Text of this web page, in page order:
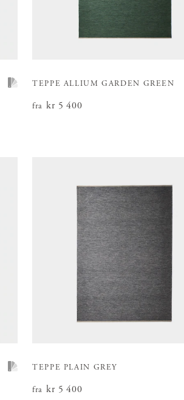
TEPPE ALLIUM GARDEN GREEN
fra Pris :kr 5 400
kr 5 400
TEPPE PLAIN GREY
fra Pris :kr 5 400
kr 5 400